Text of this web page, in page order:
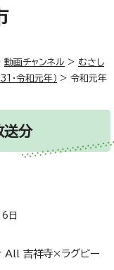
動画チャンネル > むさし
・令和元年） > 令和元年
送分
日
All 吉祥寺×ラグビー